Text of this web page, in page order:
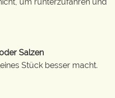
Salzen
Stück besser macht.